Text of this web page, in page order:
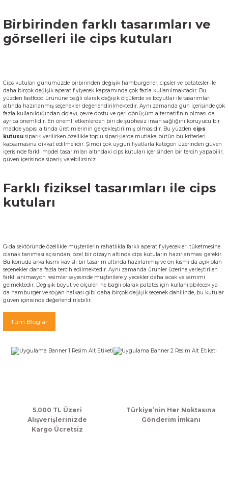
Torbası
At
Birbirinden farklı tasarımları ve
görselleri ile cips kutuları
Cips kutuları günümüzde birbirinden değişik hamburgerler, cipsler ve patatesler ile
daha birçok değişik aperatif yiyecek kapsamında çok fazla kullanılmaktadır. Bu
yüzden fastfood ürününe bağlı olarak değişik ölçülerde ve boyutlar ile tasarımları
altında hazırlanmış seçenekler değerlendirilmektedir. Aynı zamanda gün içerisinde çok
fazla kullanıldığından dolayı, çevre dostu ve geri dönüşüm alternatifinin olması da
ayrıca önemlidir. En önemli etkenlerden biri de şüphesiz insan sağlığını koruyucu bir
madde yapısı altında üretimlerinin gerçekleştirilmiş olmasıdır. Bu yüzden cips
kutusu sipariş verilirken özellikle toplu siparişlerde mutlaka bütün bu kriterleri
kapsamasına dikkat edilmelidir. Şimdi çok uygun fiyatlarla kategori üzerinden güven
içerisinde farklı model tasarımları altındaki cips kutuları içerisinden bir tercih yapabilir,
güven içerisinde sipariş verebilirsiniz.
Farklı fiziksel tasarımları ile cips
kutuları
Gıda sektöründe özellikle müşterilerin rahatlıkla farklı aperatif yiyecekleri tüketmesine
olanak tanıması açısından, özel bir dizayn altında cips kutuların hazırlanması gerekir.
Bu konuda arka kısmı kavisli bir tasarım altında hazırlanmış ve ön kısmı da açık olan
seçenekler daha fazla tercih edilmektedir. Aynı zamanda ürünler üzerine yerleştirilen
farklı animasyon resimler sayesinde müşterilere yiyecekler daha sıcak ve samimi
gelmektedir. Değişik boyut ve ölçüleri ne bağlı olarak patates için kullanılabilecek ya
da hamburger ve soğan halkası gibi daha birçok değişik seçenek dahilinde, bu kutular
güven içerisinde değerlendirilebilir.
Tüm Bloglar
5.000 TL Üzeri
Alışverişlerinizde
Kargo Ücretsiz
Türkiye’nin Her Noktasına
Gönderim İmkanı